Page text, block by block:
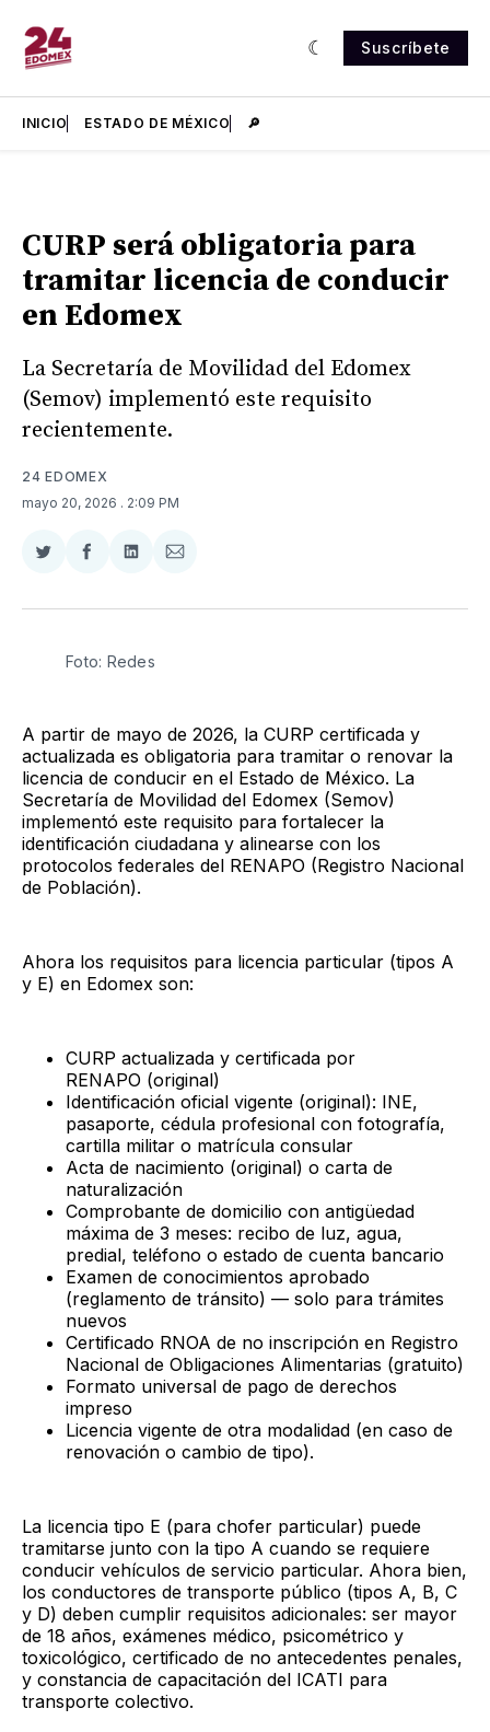
Suscríbete
INICIO ESTADO DE MÉXICO 🔎
CURP será obligatoria para
tramitar licencia de conducir
en Edomex
La Secretaría de Movilidad del Edomex
(Semov) implementó este requisito
recientemente.
24 EDOMEX
mayo 20, 2026 . 2:09 PM
Compartir
Twitter
Compartir
Facebook
Compartir
LinkedIn
Compartir
Email
Foto: Redes
A partir de mayo de 2026, la CURP certificada y
actualizada es obligatoria para tramitar o renovar la
licencia de conducir en el Estado de México. La
Secretaría de Movilidad del Edomex (Semov)
implementó este requisito para fortalecer la
identificación ciudadana y alinearse con los
protocolos federales del RENAPO (Registro Nacional
de Población).
Ahora los requisitos para licencia particular (tipos A
y E) en Edomex son:
CURP actualizada y certificada por
RENAPO (original)
Identificación oficial vigente (original): INE,
pasaporte, cédula profesional con fotografía,
cartilla militar o matrícula consular
Acta de nacimiento (original) o carta de
naturalización
Comprobante de domicilio con antigüedad
máxima de 3 meses: recibo de luz, agua,
predial, teléfono o estado de cuenta bancario
Examen de conocimientos aprobado
(reglamento de tránsito) — solo para trámites
nuevos
Certificado RNOA de no inscripción en Registro
Nacional de Obligaciones Alimentarias (gratuito)
Formato universal de pago de derechos
impreso
Licencia vigente de otra modalidad (en caso de
renovación o cambio de tipo).
La licencia tipo E (para chofer particular) puede
tramitarse junto con la tipo A cuando se requiere
conducir vehículos de servicio particular. Ahora bien,
los conductores de transporte público (tipos A, B, C
y D) deben cumplir requisitos adicionales: ser mayor
de 18 años, exámenes médico, psicométrico y
toxicológico, certificado de no antecedentes penales,
y constancia de capacitación del ICATI para
transporte colectivo.